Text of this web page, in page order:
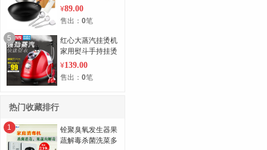
全套厨房厨具组合
¥89.00
售出： 0笔
5
红心大蒸汽挂烫机
家用熨斗手持挂烫
机烫衣服熨烫机电
熨斗正品包邮
¥139.00
售出： 0笔
热门收藏排行
1
铨聚臭氧发生器果
蔬解毒杀菌洗菜多